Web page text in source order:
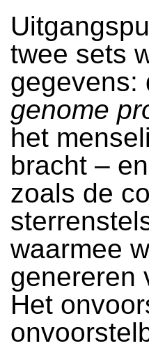
twee sets
gegevens:
genome
het
bracht –
zoals de
waarmee
genereren
Het